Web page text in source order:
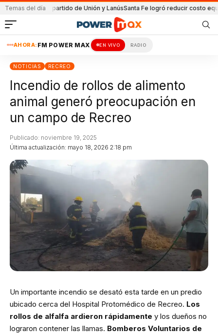
Temas del día
en el partido de Unión y LanúsSanta Fe logró reducir costo
AHORA: FM POWER MAX EN VIVO RADIO
NOTICIAS RECREO
Incendio de rollos de alimento
animal generó preocupación en
un campo de Recreo
Última actualización: mayo 18, 2026 2:18 pm
Publicado: noviembre 19, 2025
Un importante incendio se desató esta tarde en un predio
ubicado cerca del Hospital Protomédico de Recreo. Los
rollos de alfalfa ardieron rápidamente y los dueños no
lograron contener las llamas. Bomberos Voluntarios de